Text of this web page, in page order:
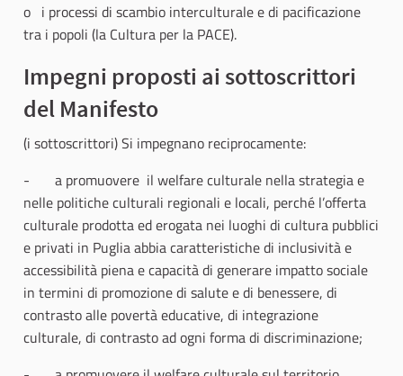
o i processi di scambio interculturale e di pacificazione
tra i popoli (la Cultura per la PACE).
Impegni proposti ai sottoscrittori
del Manifesto
(i sottoscrittori) Si impegnano reciprocamente:
- a promuovere il welfare culturale nella strategia e
nelle politiche culturali regionali e locali, perché l’offerta
culturale prodotta ed erogata nei luoghi di cultura pubblici
e privati in Puglia abbia caratteristiche di inclusività e
accessibilità piena e capacità di generare impatto sociale
in termini di promozione di salute e di benessere, di
contrasto alle povertà educative, di integrazione
culturale, di contrasto ad ogni forma di discriminazione;